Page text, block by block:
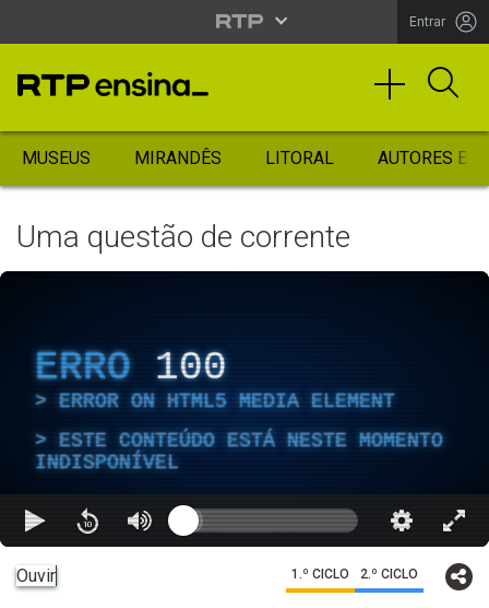
Entrar
MUSEUS MIRANDÊS LITORAL AUTORES
Uma questão de corrente
ERRO 100
ERROR ON HTML5 MEDIA ELEMENT
ESTE CONTEÚDO ESTÁ NESTE MOMENTO
INDISPONÍVEL
Ouvir 1.º CICLO 2.º CICLO